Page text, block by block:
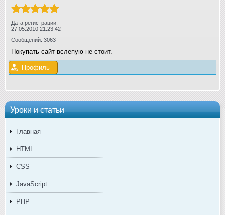
Уроки и статьи
Главная
HTML
CSS
JavaScript
PHP
Дата регистрации:
27.05.2010 21:23:42
Сообщений: 3063
Покупать сайт вслепую не стоит.
Профиль